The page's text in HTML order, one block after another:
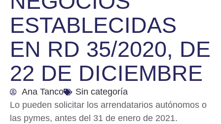
ESTABLECIDAS
EN RD 35/2020, DE
22 DE DICIEMBRE
Ana Tanco
Sin categoría
Lo pueden solicitar los arrendatarios autónomos o
las pymes, antes del 31 de enero de 2021.